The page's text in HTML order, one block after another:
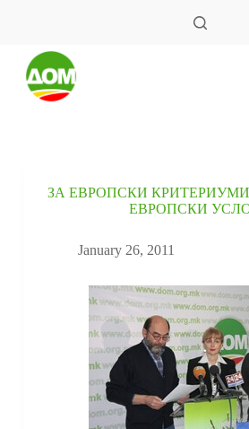
ЗА ЕВРОПСКИ
ЕВРОПСКИ
January 26, 2011